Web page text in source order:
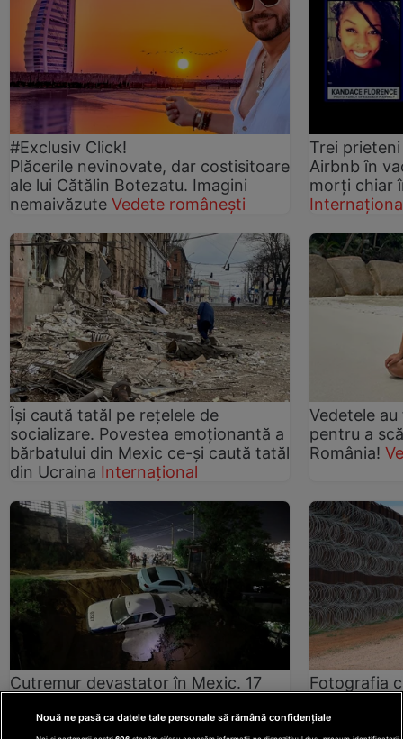
#Exclusiv Click!
Plăcerile nevinovate, dar costisitoare
ale lui Cătălin Botezatu. Imagini
nemaivăzute Vedete românești
Trei
Airbnb în
morți chiar
Își caută tatăl pe rețelele de
socializare. Povestea emoționantă a
bărbatului din Mexic ce-și caută tatăl
din Ucraina Internațional
Vedetele
pentru a
România!
Cutremur devastator în Mexic. 17
inundatInternațional
Fotografia
zidului lui
Nouă ne pasă ca datele tale personale să rămână confidențiale